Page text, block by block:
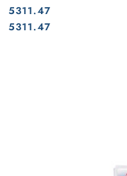
Cena:
5311.47
Cena:
5311.47